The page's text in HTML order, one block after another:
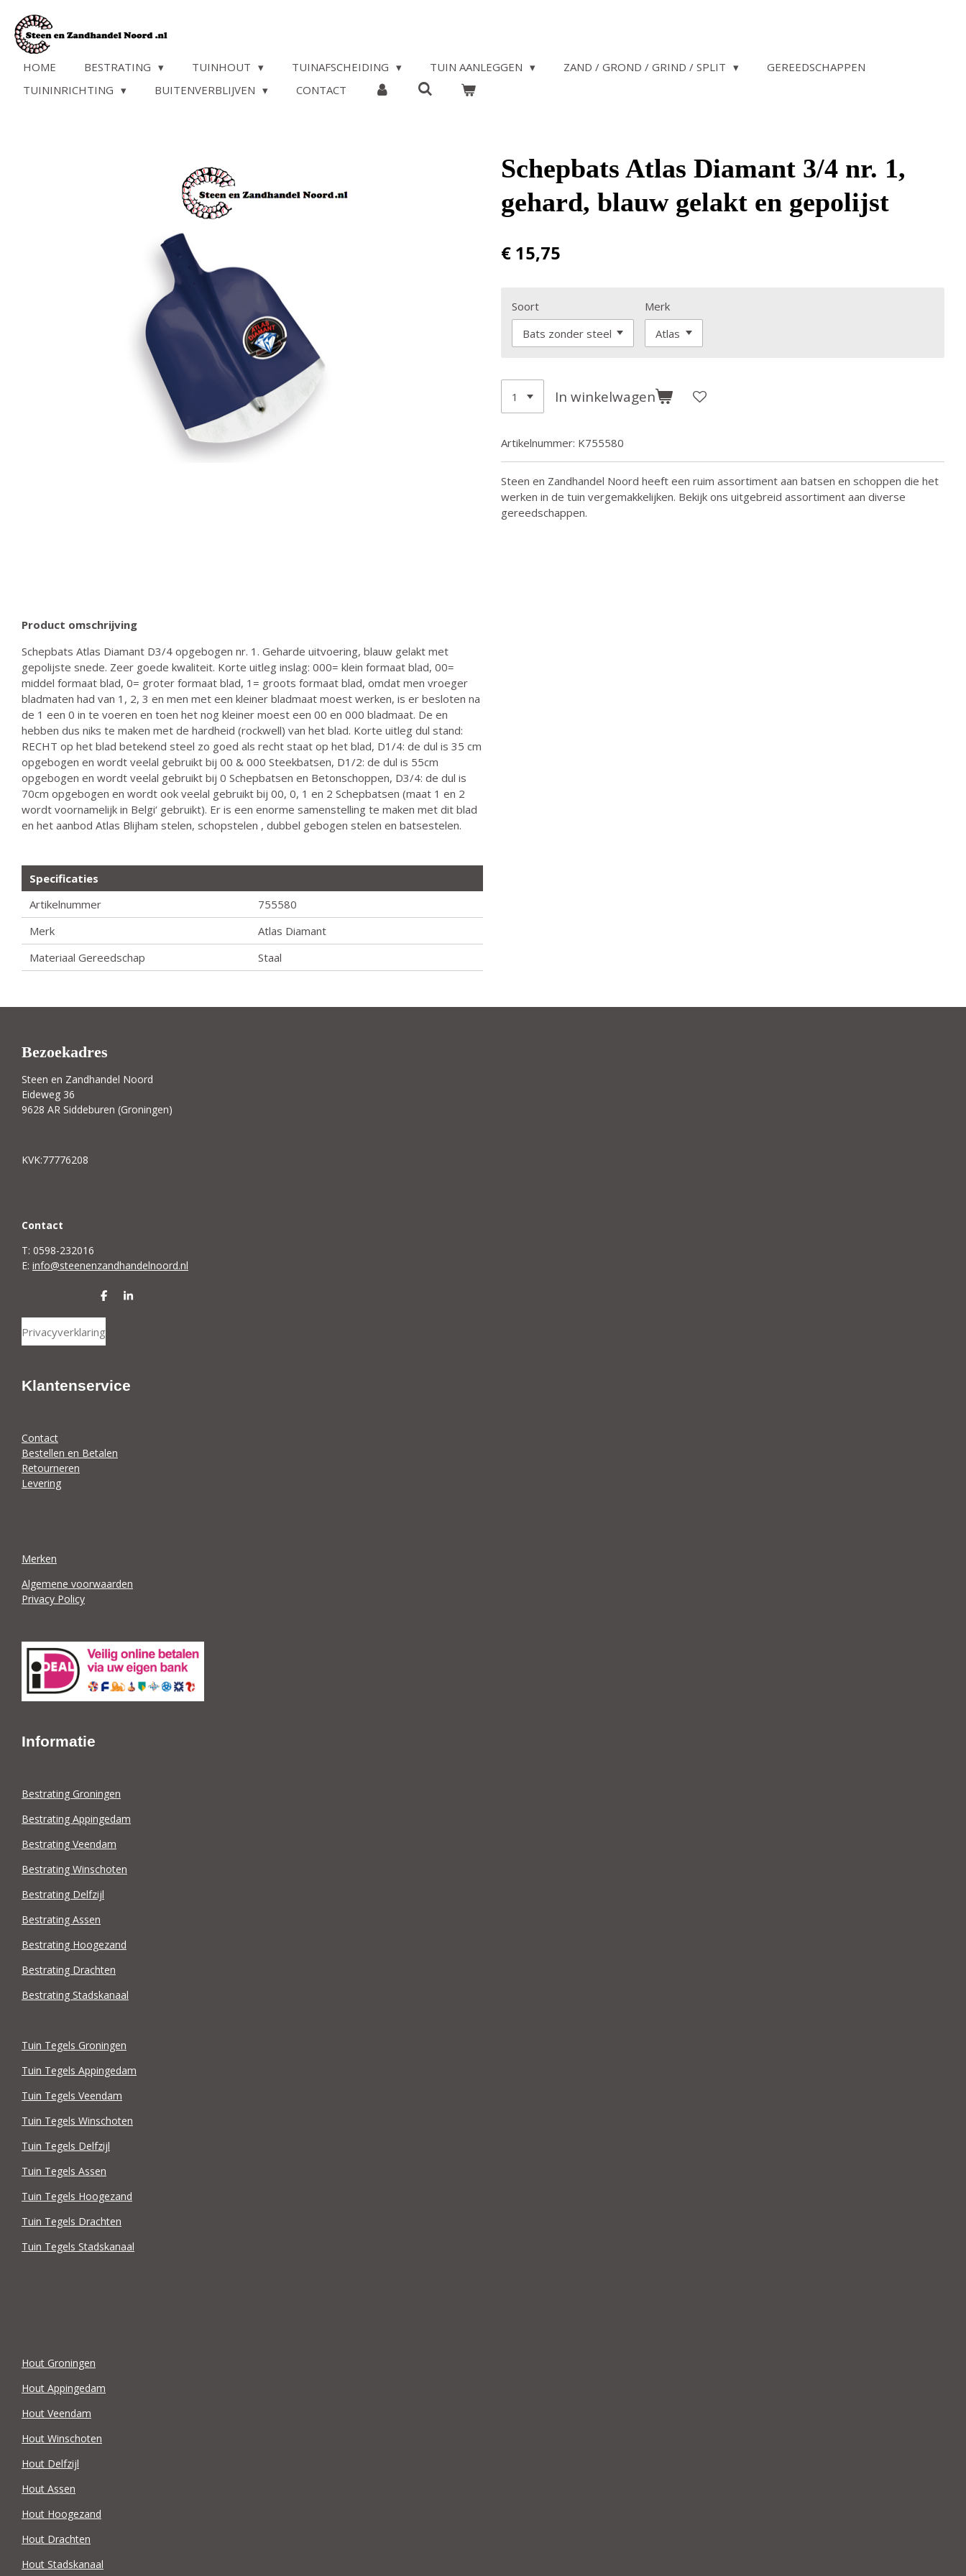
direct
naar
HOME BESTRATING TUINHOUT TUINAFSCHEIDING TUIN AANLEGGEN ZAND / GROND / GRIND / SPLIT
GEREEDSCHAPPEN
TUININRICHTING
BUITENVERBLIJVEN CONTACT
Schepbats Atlas Diamant 3/4 nr. 1,
gehard, blauw gelakt en gepolijst
€ 15,75
Soort Merk
In winkelwagen
Artikelnummer: K755580
Steen en Zandhandel Noord heeft een ruim assortiment aan batsen en schoppen die het
werken in de tuin vergemakkelijken. Bekijk ons uitgebreid assortiment aan diverse
gereedschappen.
Product omschrijving
Schepbats Atlas Diamant D3/4 opgebogen nr. 1. Geharde uitvoering, blauw gelakt met
gepolijste snede. Zeer goede kwaliteit. Korte uitleg inslag: 000= klein formaat blad, 00=
middel formaat blad, 0= groter formaat blad, 1= groots formaat blad, omdat men vroeger
bladmaten had van 1, 2, 3 en men met een kleiner bladmaat moest werken, is er besloten na
de 1 een 0 in te voeren en toen het nog kleiner moest een 00 en 000 bladmaat. De en
hebben dus niks te maken met de hardheid (rockwell) van het blad. Korte uitleg dul stand:
RECHT op het blad betekend steel zo goed als recht staat op het blad, D1/4: de dul is 35 cm
opgebogen en wordt veelal gebruikt bij 00 & 000 Steekbatsen, D1/2: de dul is 55cm
opgebogen en wordt veelal gebruikt bij 0 Schepbatsen en Betonschoppen, D3/4: de dul is
70cm opgebogen en wordt ook veelal gebruikt bij 00, 0, 1 en 2 Schepbatsen (maat 1 en 2
wordt voornamelijk in Belgi‘ gebruikt). Er is een enorme samenstelling te maken met dit blad
en het aanbod Atlas Blijham stelen, schopstelen , dubbel gebogen stelen en batsestelen.
Specificaties
Artikelnummer
755580
Merk
Atlas Diamant
Materiaal Gereedschap
Staal
Bezoekadres
Steen en Zandhandel Noord
Eideweg 36
9628 AR Siddeburen (Groningen)
KVK:77776208
Contact
T: 0598-232016
E: info@steenenzandhandelnoord.nl
D
l
e
n
S
Privacyverklaring
Klantenservice
Contact
Bestellen en Betalen
Retourneren
Levering
Merken
Algemene voorwaarden
Privacy Policy
Informatie
Bestrating Groningen
Bestrating Appingedam
Bestrating Veendam
Bestrating Winschoten
Bestrating Delfzijl
Bestrating Assen
Bestrating Hoogezand
Bestrating Drachten
Bestrating Stadskanaal
Tuin Tegels Groningen
Tuin Tegels Appingedam
Tuin Tegels Veendam
Tuin Tegels Winschoten
Tuin Tegels Delfzijl
Tuin Tegels Assen
Tuin Tegels Hoogezand
Tuin Tegels Drachten
Tuin Tegels Stadskanaal
Hout Groningen
Hout Appingedam
Hout Veendam
Hout Winschoten
Hout Delfzijl
Hout Assen
Hout Hoogezand
Hout Drachten
Hout Stadskanaal